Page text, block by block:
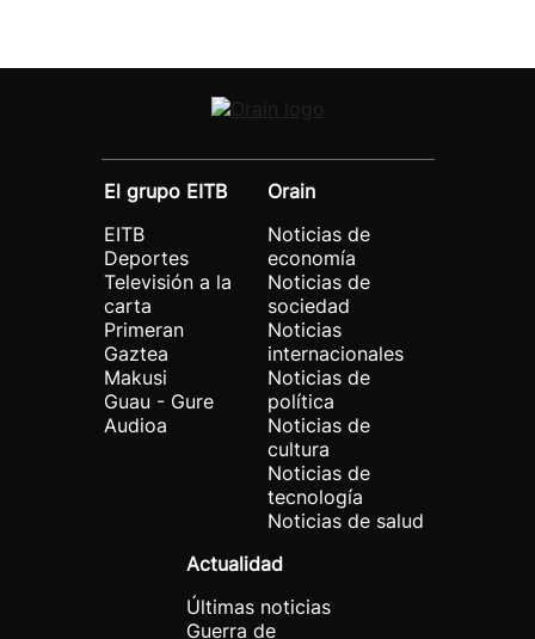
El grupo EITB
EITB
Deportes
Televisión a la
carta
Primeran
Gaztea
Makusi
Guau - Gure
Audioa
Orain
Noticias de
economía
Noticias de
sociedad
Noticias
internacionales
Noticias de
política
Noticias de
cultura
Noticias de
tecnología
Noticias de salud
Actualidad
Últimas noticias
Guerra de